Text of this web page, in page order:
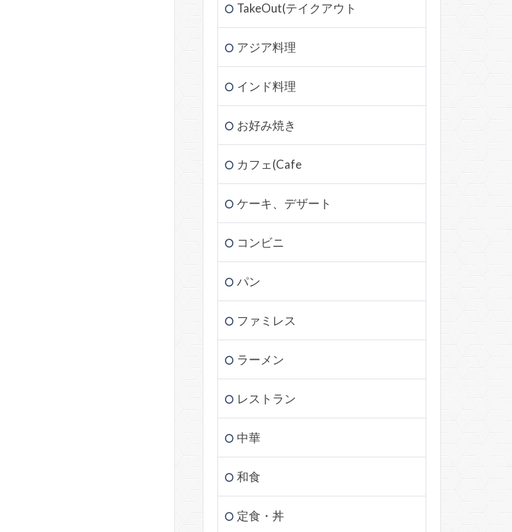
TakeOut(テイクアウト
アジア料理
インド料理
お好み焼き
カフェ(Cafe
ケーキ、デザート
コンビニ
パン
ファミレス
ラーメン
レストラン
中華
和食
定食・丼